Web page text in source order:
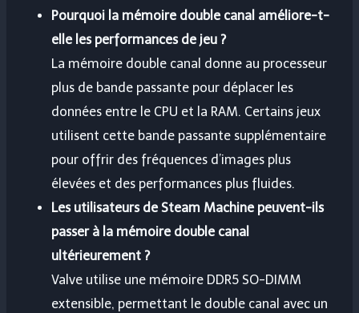
Pourquoi la mémoire double canal améliore-t-
elle les performances de jeu ?
La mémoire double canal donne au processeur
plus de bande passante pour déplacer les
données entre le CPU et la RAM. Certains jeux
utilisent cette bande passante supplémentaire
pour offrir des fréquences d’images plus
élevées et des performances plus fluides.
Les utilisateurs de Steam Machine peuvent-ils
passer à la mémoire double canal
ultérieurement ?
Valve utilise une mémoire DDR5 SO-DIMM
extensible, permettant le double canal avec un